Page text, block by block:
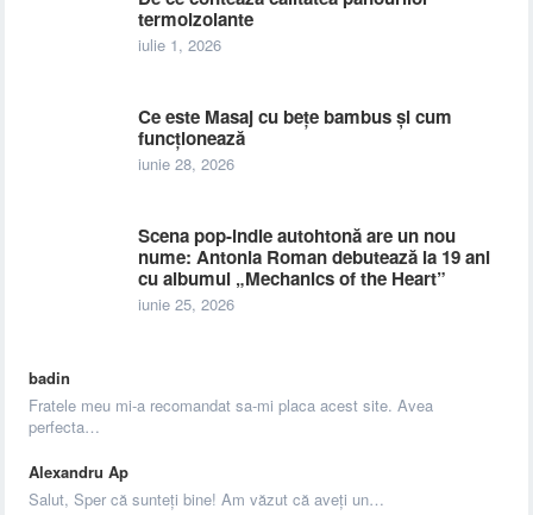
termoizolante
iulie 1, 2026
Ce este Masaj cu bețe bambus și cum
funcționează
iunie 28, 2026
Scena pop-indie autohtonă are un nou
nume: Antonia Roman debutează la 19 ani
cu albumul „Mechanics of the Heart”
iunie 25, 2026
badin
Fratele meu mi-a recomandat sa-mi placa acest site. Avea
perfecta…
Alexandru Ap
Salut, Sper că sunteți bine! Am văzut că aveți un…